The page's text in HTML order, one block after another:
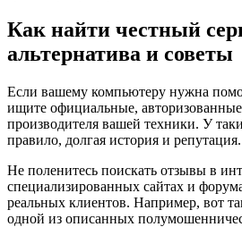
Как найти честный
альтернатива и советы
Если вашему компьютеру нужна
ищите официальные,
производителя вашей техники. У
правило, долгая история и репутация.
Не поленитесь поискать отзывы в
специализированных сайтах и
реальных клиентов. Например, вот
одной из описанных